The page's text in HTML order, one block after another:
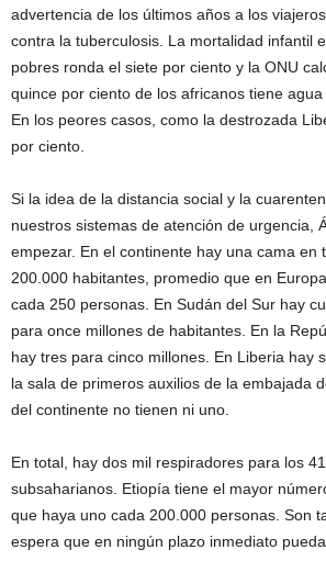
advertencia de los últimos años a los
contra la tuberculosis. La mortalidad infantil
pobres ronda el siete por ciento y la ONU
quince por ciento de los africanos tiene agua
En los peores casos, como la destrozada
por ciento.
Si la idea de la distancia social y la
nuestros sistemas de atención de urgencia,
empezar. En el continente hay una cama en
200.000 habitantes, promedio que en
cada 250 personas. En Sudán del Sur hay
para once millones de habitantes. En la
hay tres para cinco millones. En Liberia hay
la sala de primeros auxilios de la embajada
del continente no tienen ni uno.
En total, hay dos mil respiradores para los
subsaharianos. Etiopía tiene el mayor
que haya uno cada 200.000 personas. Son
espera que en ningún plazo inmediato